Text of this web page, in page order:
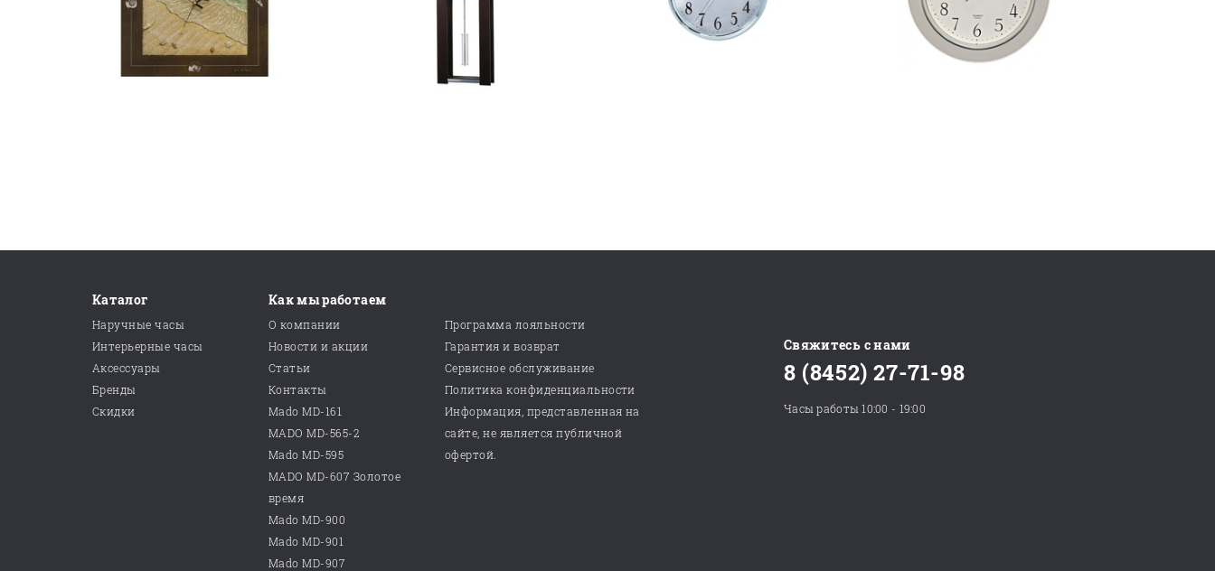
Каталог
Наручные часы
Интерьерные часы
Аксессуары
Бренды
Скидки
Как мы работаем
О компании
Новости и акции
Статьи
Контакты
Mado MD-161
MADO MD-565-2
Mado MD-595
MADO MD-607 Золотое
время
Mado MD-900
Mado MD-901
Mado MD-907
Программа лояльности
Гарантия и возврат
Сервисное обслуживание
Политика конфиденциальности
Информация, представленная на
сайте, не является публичной
офертой.
Свяжитесь с нами
8 (8452) 27-71-98
Часы работы 10:00 - 19:00